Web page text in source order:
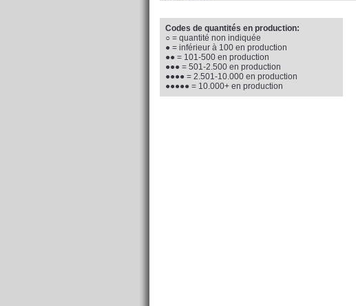
Codes de quantités en production:
○ = quantité non indiquée
● = inférieur à 100 en production
●● = 101-500 en production
●●● = 501-2.500 en production
●●●● = 2.501-10.000 en production
●●●●● = 10.000+ en production